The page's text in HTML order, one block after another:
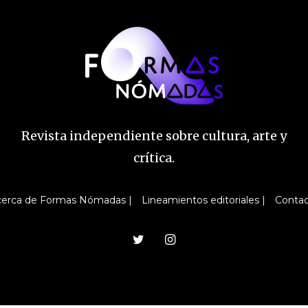
Revista independiente sobre cultura, arte y
crítica.
de Formas Nómadas | Lineamientos editoriales |